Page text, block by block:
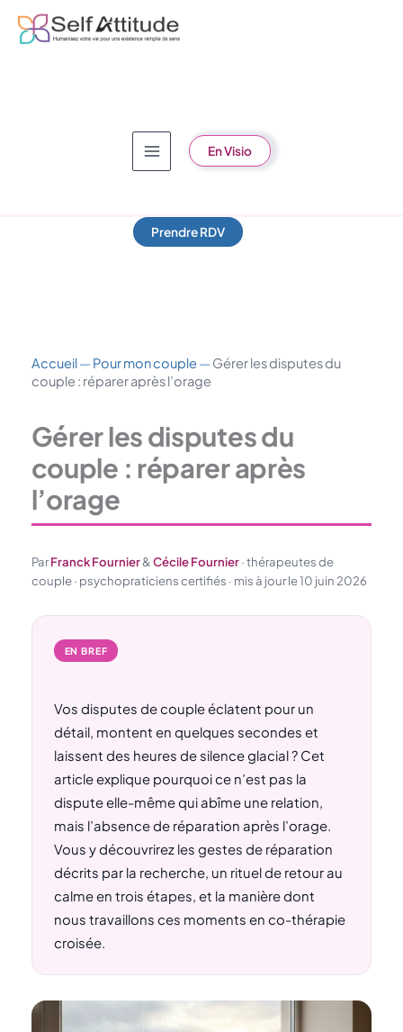
En Visio
Prendre RDV
Accueil— Pour mon couple — Gérer les disputes du
couple : réparer après l’orage
Gérer les disputes du
couple : réparer après
l’orage
ParFranck Fournier&Cécile Fournier· thérapeutes de
couple · psychopraticiens certifiés · mis à jour le 10 juin 2026
EN BREF
Vos disputes de couple éclatent pour un
détail, montent en quelques secondes et
laissent des heures de silence glacial ? Cet
article explique pourquoi ce n’est pas la
dispute elle-même qui abîme une relation,
mais l’absence de réparation après l’orage.
Vous y découvrirez les gestes de réparation
décrits par la recherche, un rituel de retour au
calme en trois étapes, et la manière dont
nous travaillons ces moments en co-thérapie
croisée.